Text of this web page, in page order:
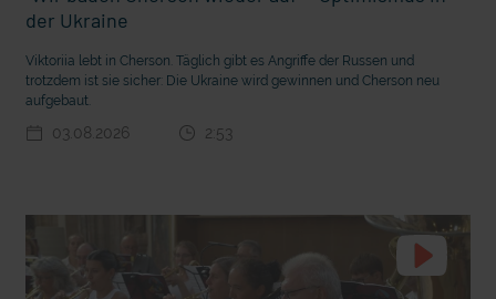
der Ukraine
Viktoriia lebt in Cherson. Täglich gibt es Angriffe der Russen und
trotzdem ist sie sicher: Die Ukraine wird gewinnen und Cherson neu
aufgebaut.
03.08.2026 2:53